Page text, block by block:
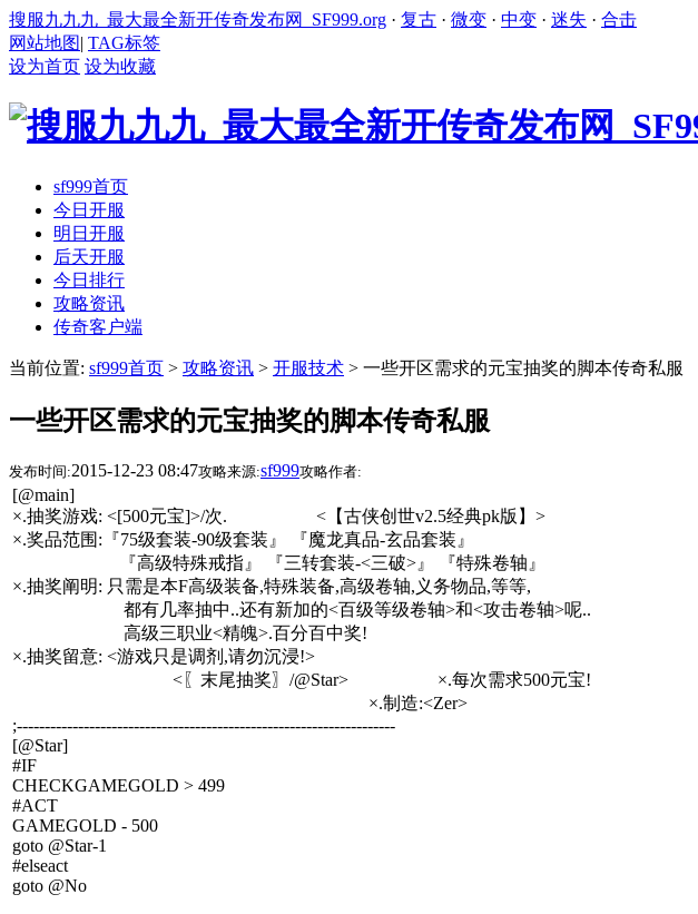
搜服九九九_最大最全新开传奇发布网_SF999.org · 复古 · 微变 · 中变 · 迷失 · 合击
网站地图| TAG标签
设为首页 设为收藏
sf999首页
今日开服
明日开服
后天开服
今日排行
攻略资讯
传奇客户端
当前位置: sf999首页 > 攻略资讯 > 开服技术 > 一些开区需求的元宝抽奖的脚本传奇私服
一些开区需求的元宝抽奖的脚本传奇私服
发布时间:2015-12-23 08:47攻略来源:sf999攻略作者:
[@main]
×.抽奖游戏: <[500元宝]>/次. <【古侠创世v2.5经典pk版】>
×.奖品范围:『75级套装-90级套装』 『魔龙真品-玄品套装』
『高级特殊戒指』 『三转套装-<三破>』 『特殊卷轴』
×.抽奖阐明: 只需是本F高级装备,特殊装备,高级卷轴,义务物品,等等,
都有几率抽中..还有新加的<百级等级卷轴>和<攻击卷轴>呢..
高级三职业<精魄>.百分百中奖!
×.抽奖留意: <游戏只是调剂,请勿沉浸!>
<〖末尾抽奖〗/@Star> ×.每次需求500元宝!
×.制造:<Zer>
;--------------------------------------------------------------------
[@Star]
#IF
CHECKGAMEGOLD > 499
#ACT
GAMEGOLD - 500
goto @Star-1
#elseact
goto @No